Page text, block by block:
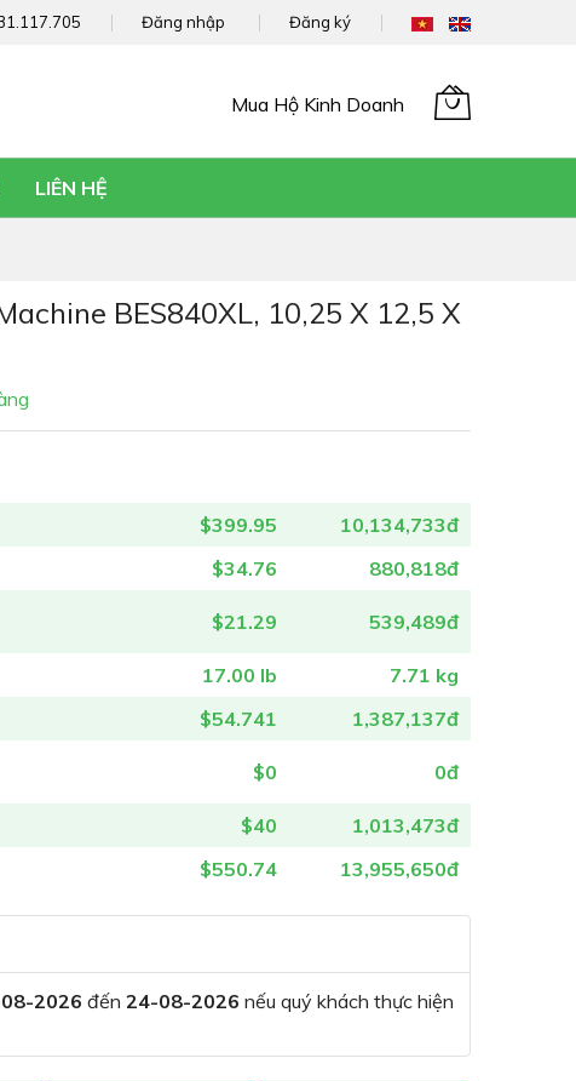
Đăng nhập Đăng ký
Mua Hộ Kinh Doanh
LIÊN HỆ
BES840XL, 10,25 X 12,5 X
$399.95
10,134,733đ
$34.76
880,818đ
$21.29 539,489đ
17.00 lb
7.71 kg
$54.741
1,387,137đ
$0 0đ
$40
1,013,473đ
$550.74 13,955,650đ
2026 đến 24-08-2026 nếu quý khách thực hiện